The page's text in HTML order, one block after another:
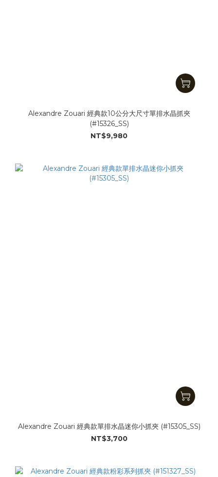
Alexandre Zouari 經典款10公分大尺寸單排水晶抓夾
(#15326_SS)
NT$9,980
Alexandre Zouari 經典款單排水晶迷你小抓夾 (#15305_SS)
NT$3,700